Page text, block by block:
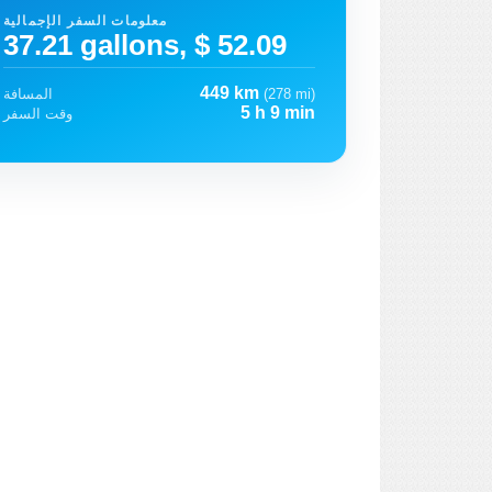
معلومات السفر الإجمالية
37.21 gallons, $ 52.09
المسافة 449 km (278 mi)
وقت السفر
5 h 9 min